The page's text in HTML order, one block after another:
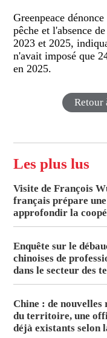
Greenpeace
pêche et l'absence
2023 et 2025,
n'avait imposé que
en 2025.
Retour
Les plus lus
Visite de François
français prépare
approfondir la
Enquête sur le
chinoises de
dans le secteur des
Chine : de nouvelles
du territoire, une
déjà existants selon